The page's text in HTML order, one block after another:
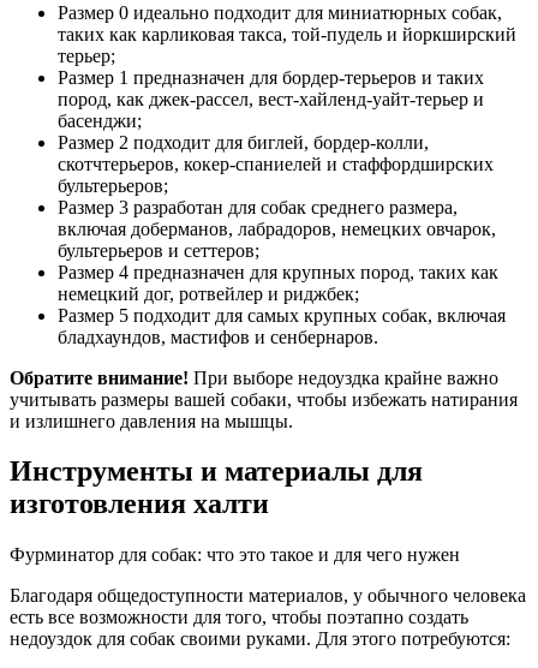
Размер 0 идеально подходит для миниатюрных собак,
таких как карликовая такса, той-пудель и йоркширский
терьер;
Размер 1 предназначен для бордер-терьеров и таких
пород, как джек-рассел, вест-хайленд-уайт-терьер и
басенджи;
Размер 2 подходит для биглей, бордер-колли,
скотчтерьеров, кокер-спаниелей и стаффордширских
бультерьеров;
Размер 3 разработан для собак среднего размера,
включая доберманов, лабрадоров, немецких овчарок,
бультерьеров и сеттеров;
Размер 4 предназначен для крупных пород, таких как
немецкий дог, ротвейлер и риджбек;
Размер 5 подходит для самых крупных собак, включая
бладхаундов, мастифов и сенбернаров.
Обратите внимание! При выборе недоуздка крайне важно
учитывать размеры вашей собаки, чтобы избежать натирания
и излишнего давления на мышцы.
Инструменты и материалы для
изготовления халти
Фурминатор для собак: что это такое и для чего нужен
Благодаря общедоступности материалов, у обычного человека
есть все возможности для того, чтобы поэтапно создать
недоуздок для собак своими руками. Для этого потребуются: